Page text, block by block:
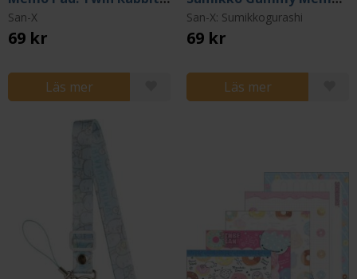
San-X
69 kr
Läs mer
San-X: Sumikkogurashi
69 kr
Läs mer